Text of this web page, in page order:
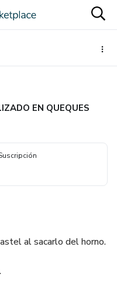
EN QUEQUES
al sacarlo del horno.